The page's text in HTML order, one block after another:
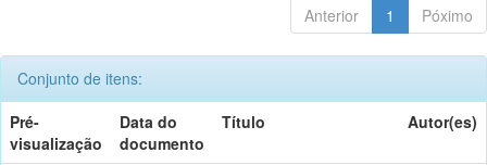
Anterior 1 Póximo
Conjunto de itens:
Pré-
visualização
Data do
documento
Título Autor(es)